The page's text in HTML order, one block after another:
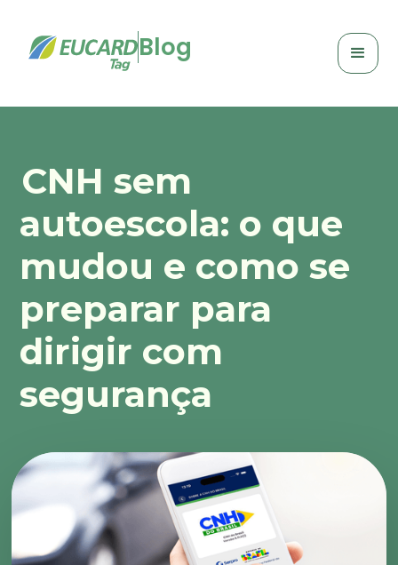
Blog
CNH sem
autoescola: o que
mudou e como se
preparar para
dirigir com
segurança